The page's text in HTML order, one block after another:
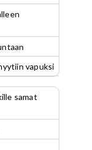
vapuksi
samat